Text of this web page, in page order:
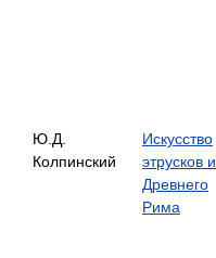
Ю.Д.
Колпинский
Искусство
этрусков и
Древнего
Рима